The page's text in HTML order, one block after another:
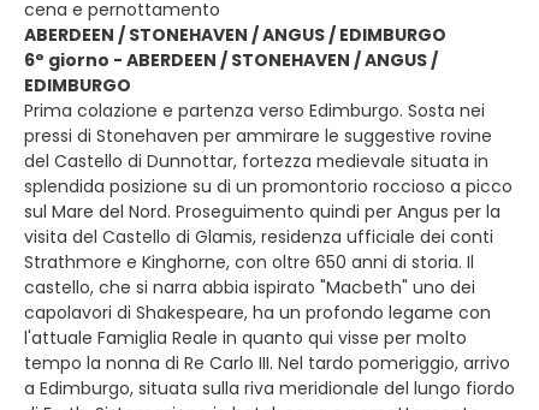
cena e pernottamento
ABERDEEN / STONEHAVEN / ANGUS / EDIMBURGO
6° giorno - ABERDEEN / STONEHAVEN / ANGUS /
EDIMBURGO
Prima colazione e partenza verso Edimburgo. Sosta nei
pressi di Stonehaven per ammirare le suggestive rovine
del Castello di Dunnottar, fortezza medievale situata in
splendida posizione su di un promontorio roccioso a picco
sul Mare del Nord. Proseguimento quindi per Angus per la
visita del Castello di Glamis, residenza ufficiale dei conti
Strathmore e Kinghorne, con oltre 650 anni di storia. Il
castello, che si narra abbia ispirato "Macbeth" uno dei
capolavori di Shakespeare, ha un profondo legame con
l'attuale Famiglia Reale in quanto qui visse per molto
tempo la nonna di Re Carlo III. Nel tardo pomeriggio, arrivo
a Edimburgo, situata sulla riva meridionale del lungo fiordo